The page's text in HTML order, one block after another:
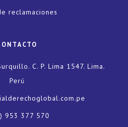
reclamaciones
C. P. Lima 1547. Lima.
Perú
953 377 570